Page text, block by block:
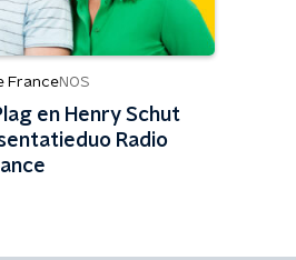
FranceNOS
en Henry Schut
Radio